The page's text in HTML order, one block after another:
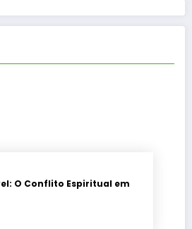
O Conflito Espiritual em